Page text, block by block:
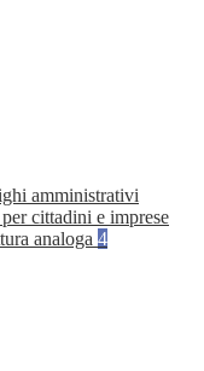
amministrativi
cittadini e imprese
analoga 4